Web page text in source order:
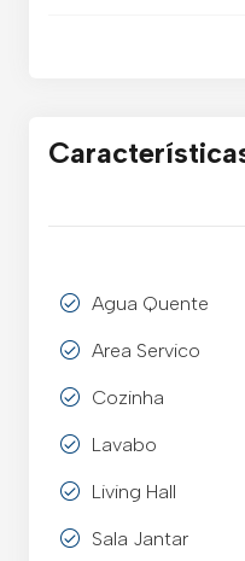
Agua Quente
Area Servico
Cozinha
Lavabo
Living Hall
Sala Jantar